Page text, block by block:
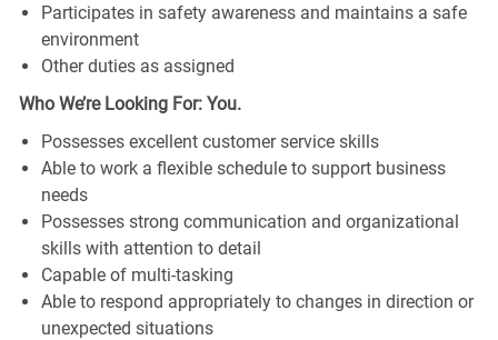
Participates in safety awareness and maintains a safe
environment
Other duties as assigned
Who We’re Looking For: You.
Possesses excellent customer service skills
Able to work a flexible schedule to support business
needs
Possesses strong communication and organizational
skills with attention to detail
Capable of multi-tasking
Able to respond appropriately to changes in direction or
unexpected situations